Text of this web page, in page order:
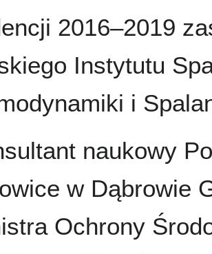
2016–2019
Instytutu
i
naukowy
w Dąbrowie
Ochrony